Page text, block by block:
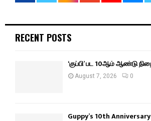
RECENT POSTS
‘குப்பி’ பட 10ஆம் ஆண்டு
August 7, 2026 0
Guppy’s 10th